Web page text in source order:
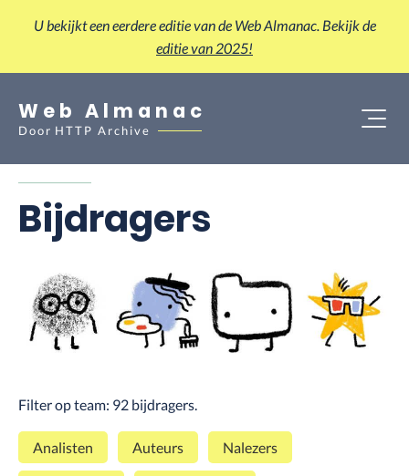
U bekijkt een eerdere editie van de Web Almanac. Bekijk de
editie van 2025!
Web Almanac
Door HTTP Archive
Bijdragers
Filter op team: 92 bijdragers.
Analisten Auteurs Nalezers